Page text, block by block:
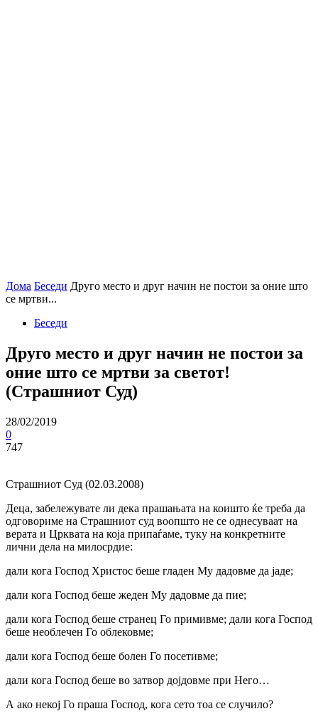
Дома Беседи Друго место и друг начин не постои за оние што
се мртви...
Беседи
Друго место и друг начин не постои за
оние што се мртви за светот!
(Страшниот Суд)
28/02/2019
0
747
Страшниот Суд (02.03.2008)
Деца, забележувате ли дека прашањата на коишто ќе треба да
одговориме на Страшниот суд воопшто не се однесуваат на
верата и Црквата на која припаѓаме, туку на конкретните
лични дела на милосрдие:
дали кога Господ Христос беше гладен Му дадовме да јаде;
дали кога Господ беше жеден Му дадовме да пие;
дали кога Господ беше странец Го примивме; дали кога Господ
беше необлечен Го облековме;
дали кога Господ беше болен Го посетивме;
дали кога Господ беше во затвор дојдовме при Него…
А ако некој Го праша Господ, кога сето тоа се случило?